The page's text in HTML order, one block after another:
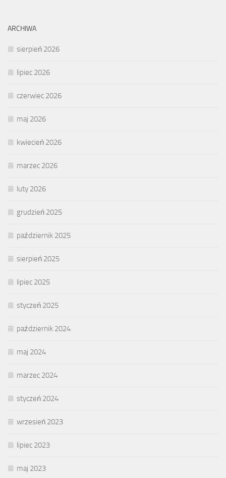
ARCHIWA
sierpień 2026
lipiec 2026
czerwiec 2026
maj 2026
kwiecień 2026
marzec 2026
luty 2026
grudzień 2025
październik 2025
sierpień 2025
lipiec 2025
styczeń 2025
październik 2024
maj 2024
marzec 2024
styczeń 2024
wrzesień 2023
lipiec 2023
maj 2023